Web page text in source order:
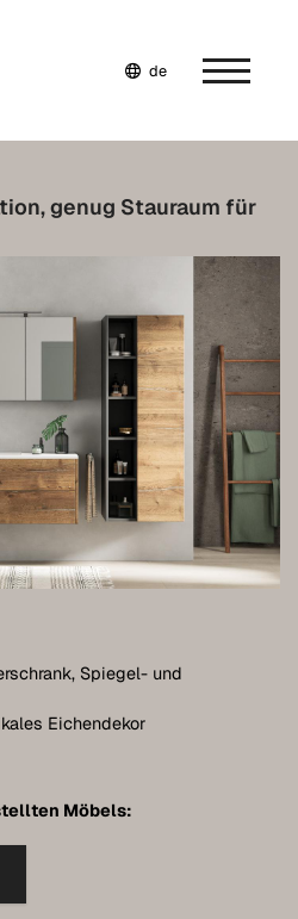
de
genug Stauraum für
Spiegel- und
Eichendekor
Möbels: